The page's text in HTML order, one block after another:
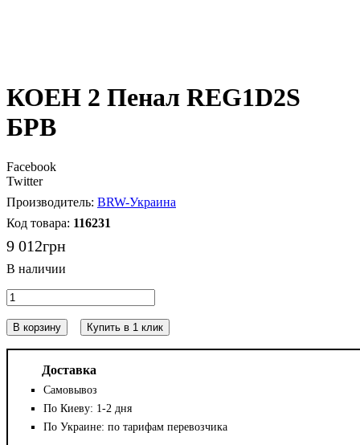
КОЕН 2 Пенал REG1D2S
БРВ
Facebook
Twitter
BRW-Украина
116231
9 012грн
В корзину Купить в 1 клик
Доставка
Самовывоз
По Киеву: 1-2 дня
По Украине: по тарифам перевозчика